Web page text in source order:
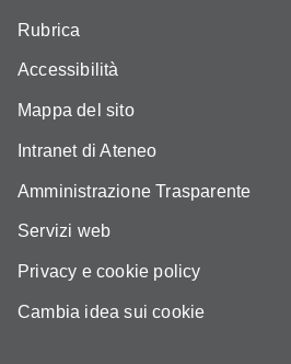
Rubrica
Accessibilità
Mappa del sito
Intranet di Ateneo
Amministrazione Trasparente
Servizi web
Privacy e cookie policy
Cambia idea sui cookie